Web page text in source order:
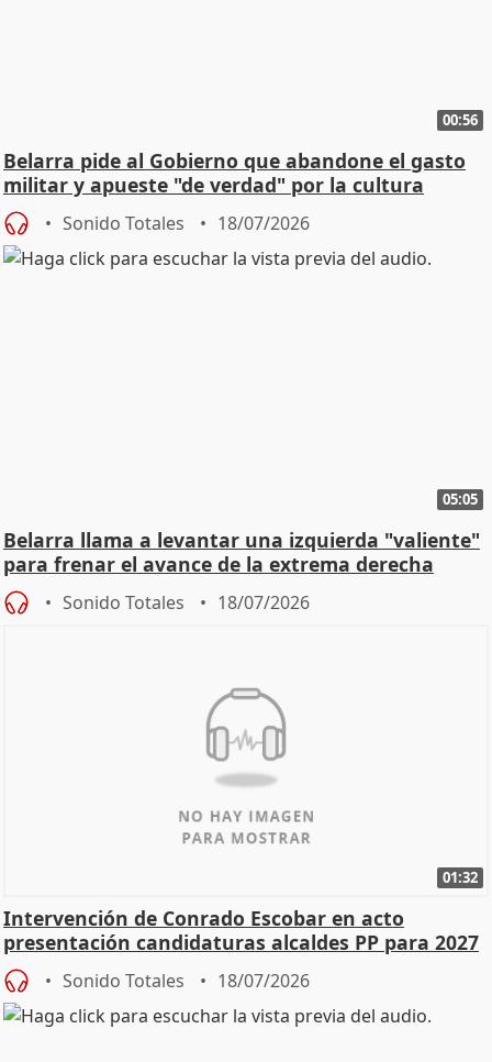
00:56
Belarra pide al Gobierno que abandone el gasto
militar y apueste "de verdad" por la cultura
Sonido Totales 18/07/2026
05:05
Belarra llama a levantar una izquierda "valiente"
para frenar el avance de la extrema derecha
Sonido Totales 18/07/2026
01:32
Intervención de Conrado Escobar en acto
presentación candidaturas alcaldes PP para 2027
Sonido Totales 18/07/2026